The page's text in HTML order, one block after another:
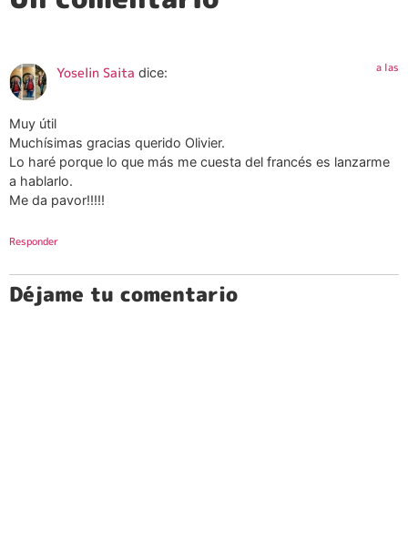
Yoselin Saita dice: a las
Muy útil
Muchísimas gracias querido Olivier.
Lo haré porque lo que más me cuesta del francés es lanzarme
a hablarlo.
Me da pavor!!!!!
Responder
Déjame tu comentario